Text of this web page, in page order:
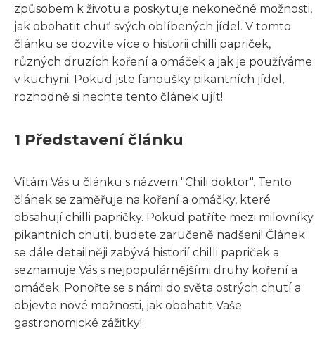
způsobem k životu a poskytuje nekonečné možnosti,
jak obohatit chuť svých oblíbených jídel. V tomto
článku se dozvíte více o historii chilli papriček,
různých druzích koření a omáček a jak je používáme
v kuchyni. Pokud jste fanoušky pikantních jídel,
rozhodně si nechte tento článek ujít!
1 Představení článku
Vítám Vás u článku s názvem "Chili doktor". Tento
článek se zaměřuje na koření a omáčky, které
obsahují chilli papričky. Pokud patříte mezi milovníky
pikantních chutí, budete zaručeně nadšeni! Článek
se dále detailněji zabývá historií chilli papriček a
seznamuje Vás s nejpopulárnějšími druhy koření a
omáček. Ponořte se s námi do světa ostrých chutí a
objevte nové možnosti, jak obohatit Vaše
gastronomické zážitky!